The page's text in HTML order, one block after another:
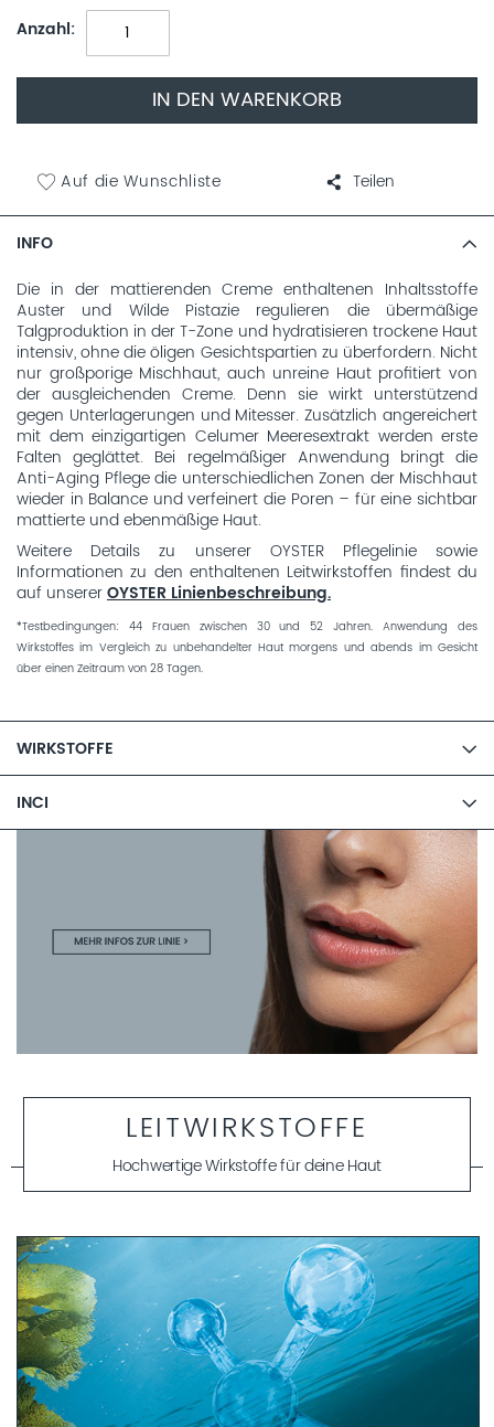
Anzahl
IN DEN WARENKORB
Auf die Wunschliste Teilen
INFO
Die in der mattierenden Creme enthaltenen Inhaltsstoffe
Auster und Wilde Pistazie regulieren die übermäßige
Talgproduktion in der T-Zone und hydratisieren trockene Haut
intensiv, ohne die öligen Gesichtspartien zu überfordern. Nicht
nur großporige Mischhaut, auch unreine Haut profitiert von
der ausgleichenden Creme. Denn sie wirkt unterstützend
gegen Unterlagerungen und Mitesser. Zusätzlich angereichert
mit dem einzigartigen Celumer Meeresextrakt werden erste
Falten geglättet. Bei regelmäßiger Anwendung bringt die
Anti-Aging Pflege die unterschiedlichen Zonen der Mischhaut
wieder in Balance und verfeinert die Poren – für eine sichtbar
mattierte und ebenmäßige Haut.
Weitere Details zu unserer OYSTER Pflegelinie sowie
Informationen zu den enthaltenen Leitwirkstoffen findest du
auf unsererOYSTER Linienbeschreibung.
*Testbedingungen: 44 Frauen zwischen 30 und 52 Jahren. Anwendung des
Wirkstoffes im Vergleich zu unbehandelter Haut morgens und abends im Gesicht
über einen Zeitraum von 28 Tagen.
WIRKSTOFFE
INCI
LEITWIRKSTOFFE
Hochwertige Wirkstoffe für deine Haut